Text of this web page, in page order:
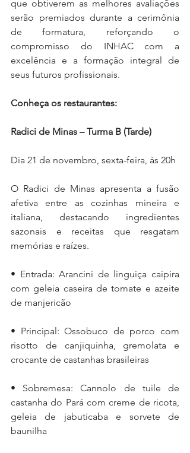
que obtiverem as melhores avaliações
serão premiados durante a cerimônia
de formatura, reforçando o
compromisso do INHAC com a
excelência e a formação integral de
seus futuros profissionais.
Conheça os restaurantes:
Radici de Minas – Turma B (Tarde)
Dia 21 de novembro, sexta-feira, às 20h
O Radici de Minas apresenta a fusão
afetiva entre as cozinhas mineira e
italiana, destacando ingredientes
sazonais e receitas que resgatam
memórias e raízes.
• Entrada: Arancini de linguiça caipira
com geleia caseira de tomate e azeite
de manjericão
• Principal: Ossobuco de porco com
risotto de canjiquinha, gremolata e
crocante de castanhas brasileiras
• Sobremesa: Cannolo de tuile de
castanha do Pará com creme de ricota,
geleia de jabuticaba e sorvete de
baunilha